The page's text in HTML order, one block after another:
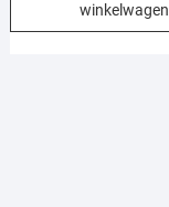
winkelwagen